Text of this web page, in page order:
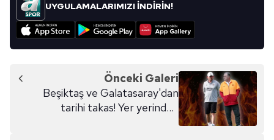
UYGULAMALARIMIZI İNDİRİN!
Önceki Galeri
Beşiktaş ve Galatasaray'dan
tarihi takas! Yer yerinden